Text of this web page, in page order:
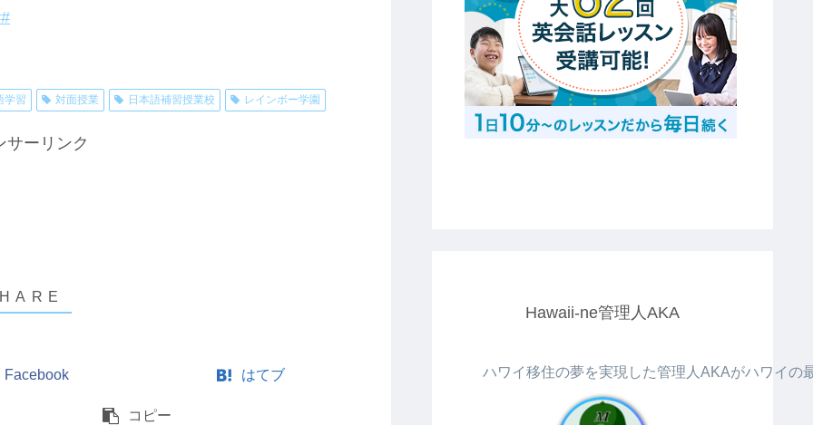
学習 対面授業 日本語補習授業校 レインボー学園
サーリンク
Facebook はてブ
コピー
Hawaii-ne管理人AKA
ハワイ移住の夢を実現した管理人AKAがハワイの